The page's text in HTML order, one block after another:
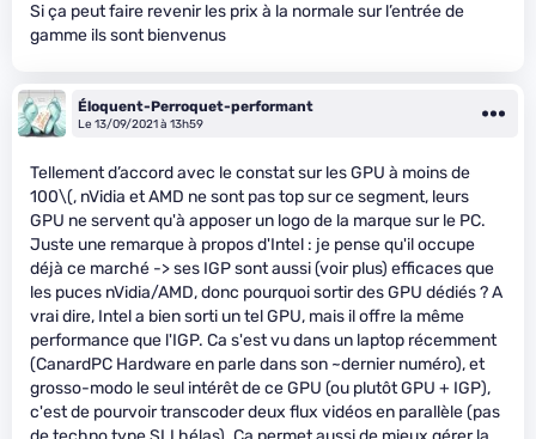
Si ça peut faire revenir les prix à la normale sur l’entrée de
gamme ils sont bienvenus
Éloquent-Perroquet-performant
Le 13/09/2021 à 13h59
Tellement d’accord avec le constat sur les GPU à moins de
100\(, nVidia et AMD ne sont pas top sur ce segment, leurs
GPU ne servent qu'à apposer un logo de la marque sur le PC.
Juste une remarque à propos d'Intel : je pense qu'il occupe
déjà ce marché -> ses IGP sont aussi (voir plus) efficaces que
les puces nVidia/AMD, donc pourquoi sortir des GPU dédiés ? A
vrai dire, Intel a bien sorti un tel GPU, mais il offre la même
performance que l'IGP. Ca s'est vu dans un laptop récemment
(CanardPC Hardware en parle dans son ~dernier numéro), et
grosso-modo le seul intérêt de ce GPU (ou plutôt GPU + IGP),
c'est de pourvoir transcoder deux flux vidéos en parallèle (pas